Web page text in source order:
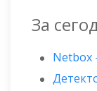
За
Netbox